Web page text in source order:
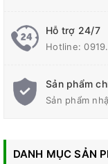
Hỗ trợ 24/7
Hotline:
Sản phẩm
Sản phẩm
DANH MỤC SẢN